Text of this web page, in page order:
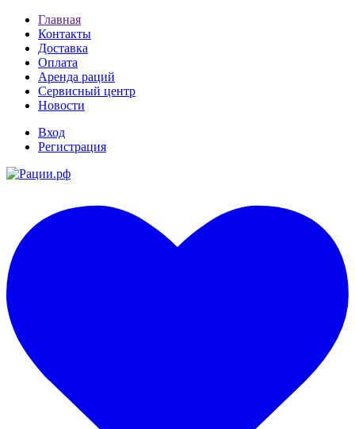
Главная
Контакты
Доставка
Оплата
Аренда раций
Сервисный центр
Новости
Вход
Регистрация